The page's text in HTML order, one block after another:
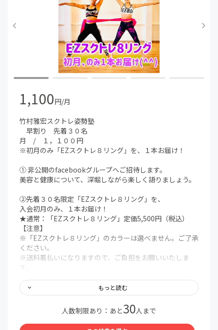
1,100円/月
竹村雅宏スクトレ姿勢塾
早割り 先着３０名
月 / １，１００円
※初月のみ「EZスクトレ８リング」を、１本お届け！
① 非公開のfacebookグループへご招待します。
美容と健康について、深堀しながら楽しく語りましょう。
②先着３０名限定「EZスクトレ８リング」を、
入会初月のみ、１本お届け！
★通常：「EZスクトレ８リング」定価5,500円（税込）
【注意】
※「EZスクトレ８リング」のカラーは選べません。ご了承
ください。
※送料着払いになりますので、ご負担をお願いいたしま
す。
だきます。
※お届け先の入力をお願いいたします。
③ 姿勢改善コンサルタント®竹村雅宏が、
もっと読む
人数制限あり：あと30人まで